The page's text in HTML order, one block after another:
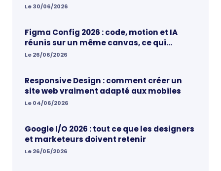
Le 30/06/2026
Figma Config 2026 : code, motion et IA
réunis sur un même canvas, ce qui
change vraiment pour les designers
Le 26/06/2026
Responsive Design : comment créer un
site web vraiment adapté aux mobiles
Le 04/06/2026
Google I/O 2026 : tout ce que les designers
et marketeurs doivent retenir
Le 26/05/2026